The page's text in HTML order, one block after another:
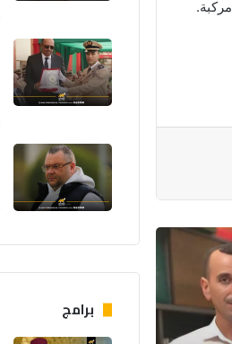
برامج